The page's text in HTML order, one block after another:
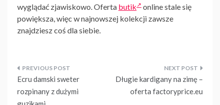
wyglądać zjawiskowo. Oferta butik
online stale się
powiększa, więc w najnowszej kolekcji zawsze
znajdziesz coś dla siebie.
Nawigacja
wpisu
Ecru damski sweter
rozpinany z dużymi
Długie kardigany na zimę –
oferta factoryprice.eu